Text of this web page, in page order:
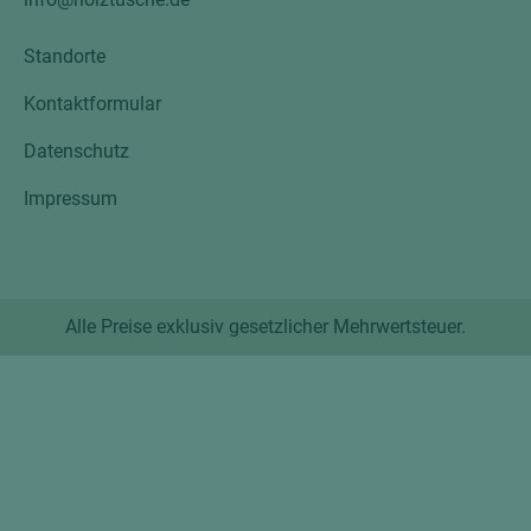
Standorte
Kontaktformular
Datenschutz
Impressum
Alle Preise exklusiv gesetzlicher Mehrwertsteuer.